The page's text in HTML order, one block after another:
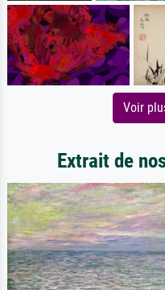
Voir
Extrait de